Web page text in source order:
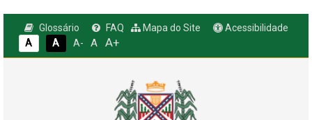
Glossário FAQ Mapa do Site
Acessibilidade
A
A A- A A+